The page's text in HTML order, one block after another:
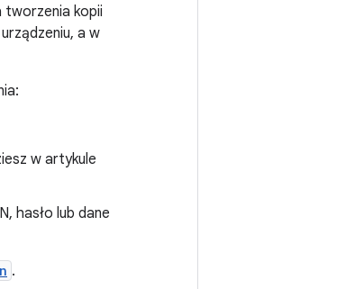
tworzenia kopii
a w
w artykule
hasło lub dane
.